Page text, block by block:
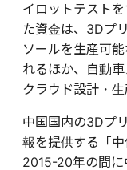
イロットテスト
た資金は、3Dプ
ソールを生産可
れるほか、自動
クラウド設計・
中国国内の3Dプ
報を提供する「
2015-20年の間